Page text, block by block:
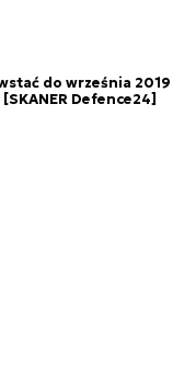
do września 2019
Defence24]